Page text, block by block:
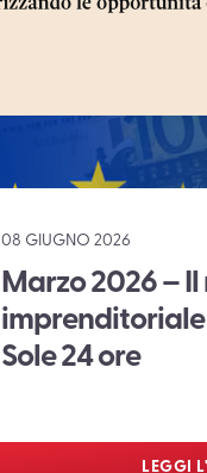
08 GIUGNO 2026
Marzo 2026 –
imprenditoriale
Sole 24 ore
LEGGI